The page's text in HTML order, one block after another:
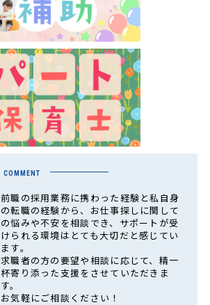
COMMENT
前職の採用業務に携わった経験と私自身
の転職の経験から、お仕事探しに関して
の悩みや不安を相談でき、サポートが受
けられる環境はとても大切だと感じてい
ます。
求職者の方の要望や相談に応じて、精一
杯寄り添った支援をさせていただきま
す。
お気軽にご相談ください！